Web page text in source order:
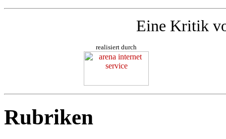
Eine Kritik
realisiert durch
Rubriken